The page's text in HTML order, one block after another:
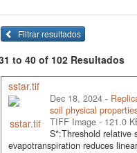
Filtrar resultados
to 40 of 102 Resultados
sstar.tif
Dec 18, 2024 -
soil physical
TIFF Image - 121.0
S*:Threshold relative
evapotranspiration reduces